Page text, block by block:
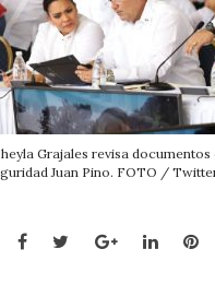
Grajales revisa
Juan Pino. FOTO /
WhatsApp
Facebook
TwitterGoogle+